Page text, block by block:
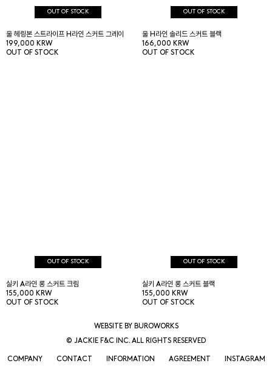
OUT OF STOCK
울 헤링본 스트라이프 H라인 스커트 그레이
199,000 KRW
OUT OF STOCK
OUT OF STOCK
울 H라인 솔리드 스커트 블랙
166,000 KRW
OUT OF STOCK
OUT OF STOCK
실키 A라인 롱 스커트 크림
155,000 KRW
OUT OF STOCK
OUT OF STOCK
실키 A라인 롱 스커트 블랙
155,000 KRW
OUT OF STOCK
WEBSITE BY BUROWORKS
© JACKIE F&C INC. ALL RIGHTS RESERVED
COMPANY CONTACT INFORMATION AGREEMENT INSTAGRAM